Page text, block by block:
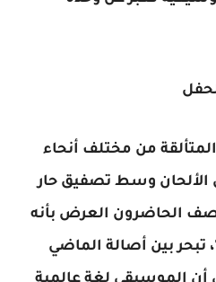
من مختلف أنحاء
الألحان وسط تصفيق حار
الحاضرون العرض بأنه
تبحر بين أصالة الماضي